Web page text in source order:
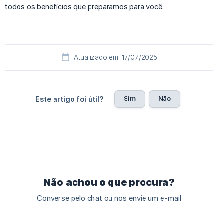
todos os benefícios que preparamos para você.
Atualizado em: 17/07/2025
Este artigo foi útil? Sim Não
Não achou o que procura?
Converse pelo chat ou nos envie um e-mail